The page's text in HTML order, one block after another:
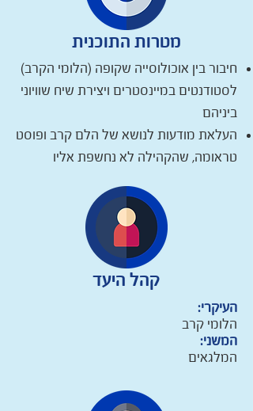
מטרות התוכנית
חיבור בין אוכולוסייה שקופה (הלומי הקרב)
לסטודנטים במיינסטרים ויצירת שיח שוויוני
ביניהם
העלאת מודעות לנושא של הלם קרב ופוסט
טראומה, שהקהילה לא נחשפת אליו
קהל היעד
העיקרי:
הלומי קרב
המשני:
המלגאים